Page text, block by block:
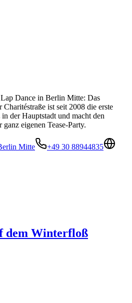
Dance in Berlin Mitte: Das
ist seit 2008 die erste
der Hauptstadt und macht den
eigenen Tease-Party.
Mitte
+49 30 88944835
dem Winterfloß